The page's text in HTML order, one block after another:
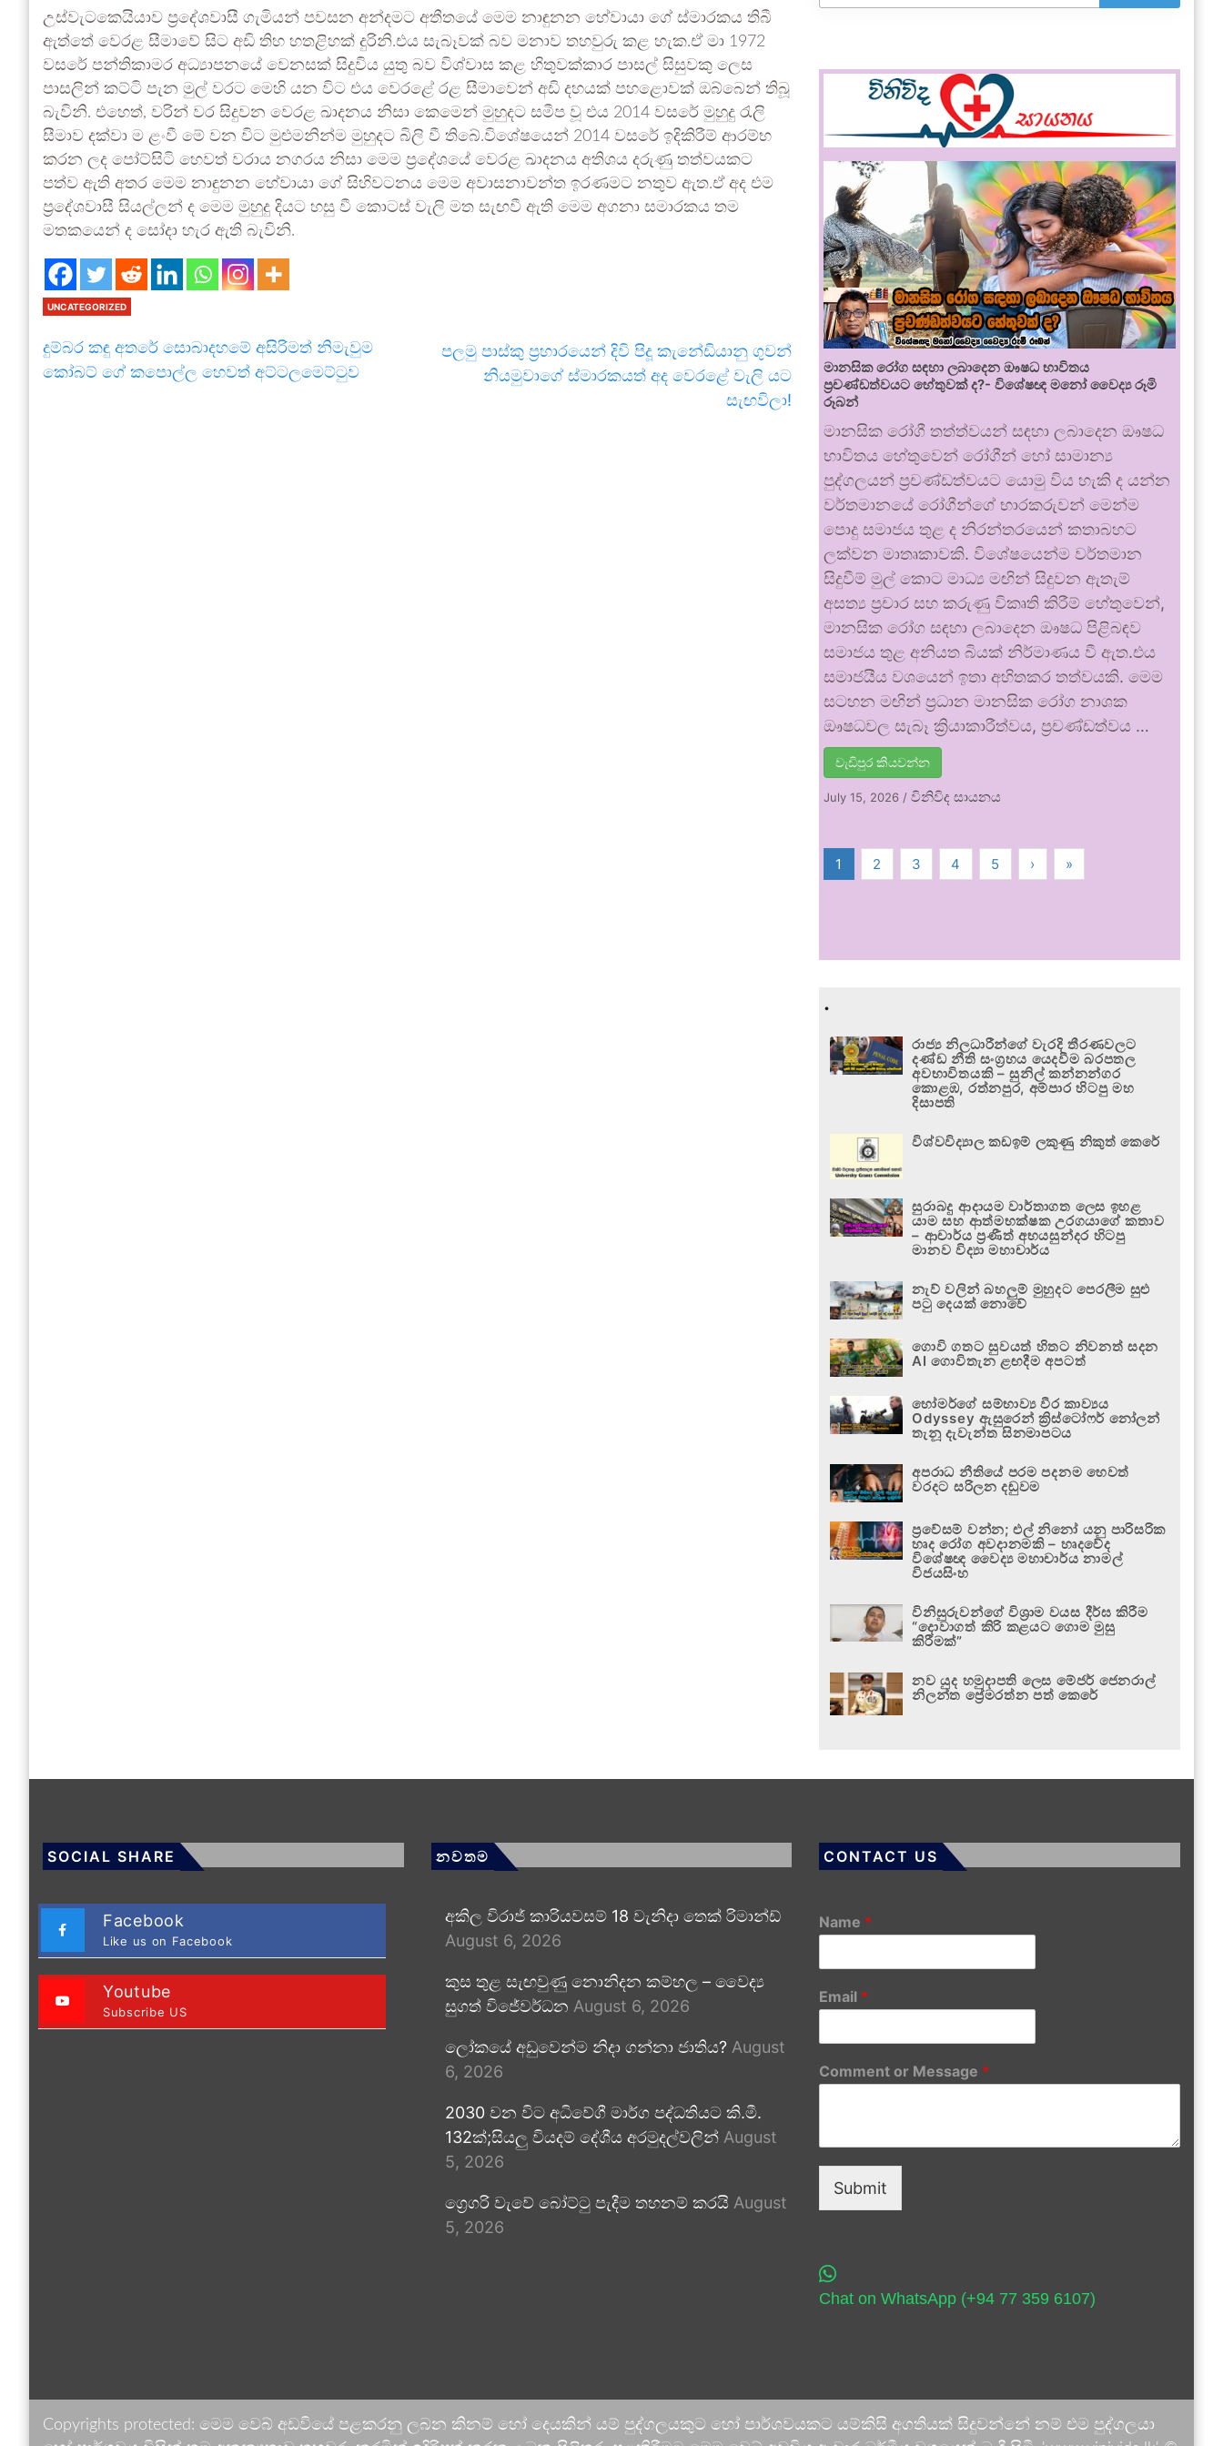
උස්වැටකෙයියාව ප්‍රදේශවාසී ගැමියන් පවසන අන්දමට අතීතයේ මෙම නාඳුනන හේවායා ගේ ස්මාරකය තිබී
ඇත්තේ වෙරළ සීමාවේ සිට අඩි තිහ හතළිහක් දුරිනි.එය සැබෑවක් බව මනාව තහවුරු කළ හැක.ඒ මා 1972
වසරේ පන්තිකාමර අධ්‍යාපනයේ වෙනසක් සිදුවිය යුතු බව විශ්වාස කළ හිතුවක්කාර පාසල් සිසුවකු ලෙස
පාසලින් කට්ටි පැන මුල් වරට මෙහි යන විට එය වෙරළේ රළ සීමාවෙන් අඩි දහයක් පහළොවක් ඔබ්බෙන් තිබූ
බැවිනි. එහෙත්, වරින් වර සිදුවන වෙරළ ඛාදනය නිසා කෙමෙන් මුහුදට සමීප වූ එය 2014 වසරේ මුහුදු රැලි
සීමාව දක්වා ම ළංවී මේ වන විට මුළුමනින්ම මුහුදට බිලි වී තිබේ.විශේෂයෙන් 2014 වසරේ ඉදිකිරීම් ආරම්භ
කරන ලද පෝට්සිටි හෙවත් වරාය නගරය නිසා මෙම ප්‍රදේශයේ වෙරළ ඛාදනය අතිශය දරුණු තත්වයකට
පත්ව ඇති අතර මෙම නාඳුනන හේවායා ගේ සිහිවටනය මෙම අවාසනාවන්ත ඉරණමට නතුව ඇත.ඒ අද එම
ප්‍රදේශවාසී සියල්ලන් ද මෙම මුහුදු දියට හසු වී කොටස් වැලි මත සැඟවී ඇති මෙම අගනා සමාරකය තම
මතකයෙන් ද සෝදා හැර ඇති බැවිනි.
UNCATEGORIZED
දුම්බර කඳු අතරේ සොබාදහමේ අසිරිමත් නිමැවුම
කෝබට් ගේ කපොල්ල හෙවත් අට්ටලමෙට්ටුව
පලමු පාස්කු ප්‍රහාරයෙන් දිවි පිදූ කැනේඩියානු ගුවන්
නියමුවාගේ ස්මාරකයත් අද වෙරළේ වැලි යට
සැඟවිලා!
මානසික රෝග සඳහා ලබාදෙන ඖෂධ භාවිතය
ප්‍රචණ්ඩත්වයට හේතුවක් ද?- විශේෂඥ මනෝ වෛද්‍ය රූමි
රූබන්
මානසික රෝගී තත්ත්වයන් සඳහා ලබාදෙන ඖෂධ
භාවිතය හේතුවෙන් රෝගීන් හෝ සාමාන්‍ය
පුද්ගලයන් ප්‍රචණ්ඩත්වයට යොමු විය හැකි ද යන්න
වර්තමානයේ රෝගීන්ගේ භාරකරුවන් මෙන්ම
පොදු සමාජය තුළ ද නිරන්තරයෙන් කතාබහට
ලක්වන මාතෘකාවකි. විශේෂයෙන්ම වර්තමාන
සිදුවීම් මුල් කොට මාධ්‍ය මඟින් සිදුවන ඇතැම්
අසත්‍ය ප්‍රචාර සහ කරුණු විකෘති කිරීම් හේතුවෙන්,
මානසික රෝග සඳහා ලබාදෙන ඖෂධ පිළිබඳව
සමාජය තුළ අනියත බියක් නිර්මාණය වී ඇත.එය
සමාජයීය වශයෙන් ඉතා අහිතකර තත්වයකි. මෙම
සටහන මඟින් ප්‍රධාන මානසික රෝග නාශක
ඖෂධවල සැබෑ ක්‍රියාකාරීත්වය, ප්‍රචණ්ඩත්වය …
වැඩිපුර කියවන්න
July 15, 2026 /විනිවිද සායනය
1 2 3 4 5 › »
.
රාජ්‍ය නිලධාරීන්ගේ වැරදි තීරණවලට
දණ්ඩ නීති සංග්‍රහය යෙදවීම බරපතල
අවභාවිතයකි – සුනිල් කන්නන්ගර
කොළඹ, රත්නපුර, අම්පාර හිටපු මහ
දිසාපති
විශ්වවිද්‍යාල කඩඉම් ලකුණු නිකුත් කෙරේ
සුරාබදු ආදායම වාර්තාගත ලෙස ඉහළ
යාම සහ ආත්මභක්ෂක උරගයාගේ කතාව
– ආචාර්ය ප්‍රණීත් අභයසුන්දර හිටපු
මානව විද්‍යා මහාචාර්ය
නැව් වලින් බහලුම් මුහුදට පෙරලීම සුළු
පටු දෙයක් නොවේ
ගොවි ගතට සුවයත් හිතට නිවනත් සදන
AI ගොවිතැන ළඟදීම අපටත්
හෝමර්ගේ සම්භාව්‍ය වීර කාව්‍යය
Odyssey ඇසුරෙන් ක්‍රිස්ටෝෆර් නෝලන්
තැනූ දැවැන්ත සිනමාපටය
අපරාධ නීතියේ පරම පදනම හෙවත්
වරදට සරිලන දඬුවම
ප්‍රවේසම් වන්න; එල් නිනෝ යනු පාරිසරික
හෘද රෝග අවදානමකි – හෘදවේද
විශේෂඥ වෛද්‍ය මහාචාර්ය නාමල්
විජයසිංහ
විනිසුරුවන්ගේ විශ්‍රාම වයස දීර්ඝ කිරීම
“දොවාගත් කිරි කළයට ගොම මුසු
කිරීමක්”
නව යුද හමුදාපති ලෙස මේජර් ජෙනරාල්
නිලන්ත ප්‍රේමරත්න පත් කෙරේ
SOCIAL SHARE
Facebook
Like us on Facebook
Youtube
Subscribe US
නවතම
අකිල විරාජ් කාරියවසම් 18 වැනිදා තෙක් රිමාන්ඩ්
August 6, 2026
කුස තුළ සැඟවුණු නොනිදන කම්හල – වෛද්‍ය
සුගත් විජේවර්ධන August 6, 2026
ලෝකයේ අඩුවෙන්ම නිදා ගන්නා ජාතිය? August
6, 2026
2030 වන විට අධිවේගී මාර්ග පද්ධතියට කි.මී.
132ක්;සියලු වියදම් දේශීය අරමුදල්වලින් August
5, 2026
ග්‍රෙගරි වැවේ බෝට්ටු පැදීම තහනම් කරයි August
5, 2026
CONTACT US
Name *
Email *
Comment or Message *
Submit
Chat on WhatsApp (+94 77 359 6107)
Copyrights protected: මෙම වෙබ් අඩවියේ පළකරනු ලබන කිනම් හෝ දෙයකින් යම් පුද්ගලයකුට හෝ පාර්ශවයකට යම්කිසි අගතියක් සිදුවන්නේ නම් එම පුද්ගලයා